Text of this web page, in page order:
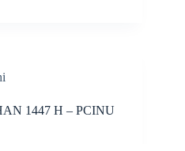
1447 H – PCINU